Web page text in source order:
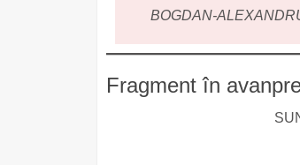
BOGDAN-
Fragment în